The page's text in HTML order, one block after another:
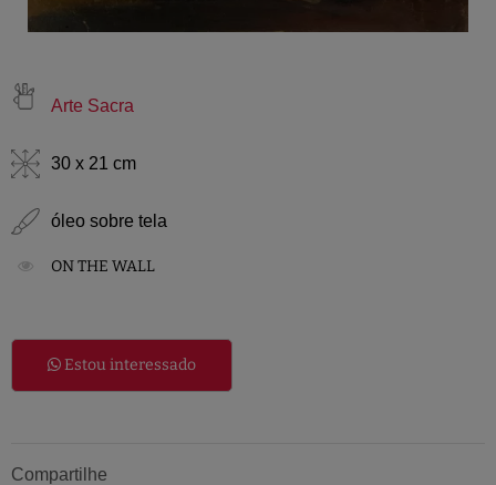
Arte Sacra
30 x 21 cm
óleo sobre tela
ON THE WALL
Estou interessado
Compartilhe